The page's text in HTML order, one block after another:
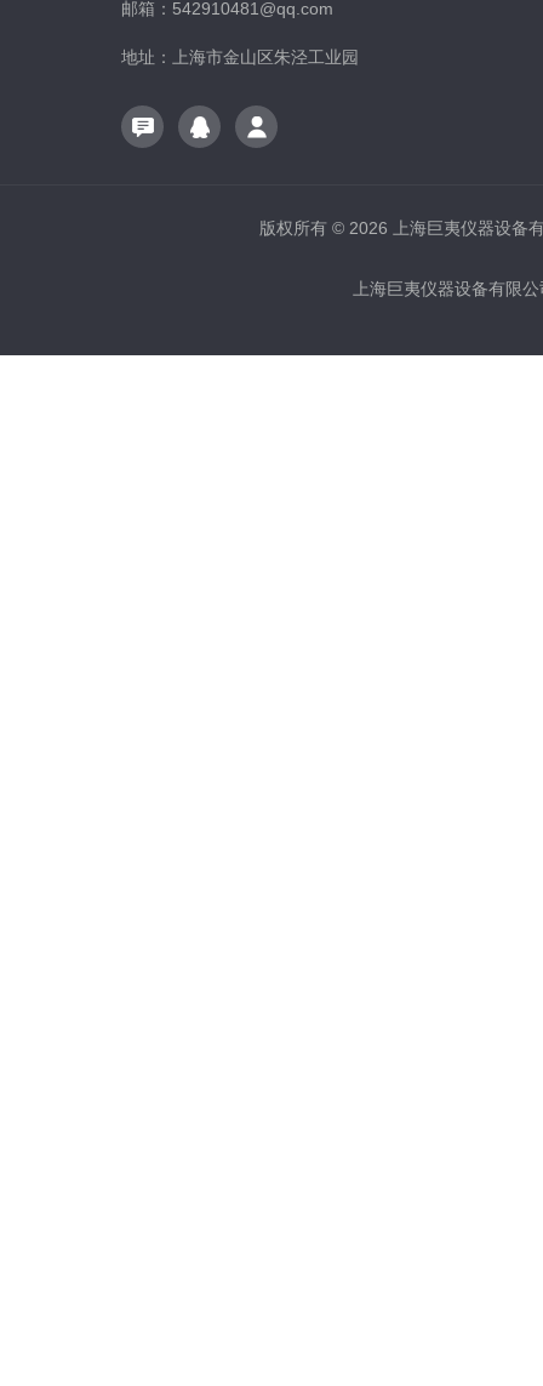
邮箱：542910481@qq.com
地址：上海市金山区朱泾工业园
版权所有 © 2026 上海巨夷仪器设
上海巨夷仪器设备有限